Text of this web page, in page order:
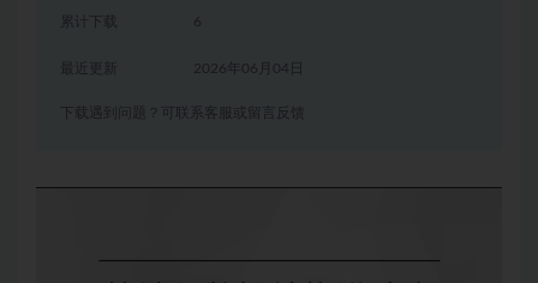
累计下载 6
2026年06月04日
下载遇到问题？可联系客服或留言反馈